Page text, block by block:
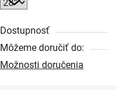
Dostupnosť
Môžeme doručiť do:
Možnosti doručenia